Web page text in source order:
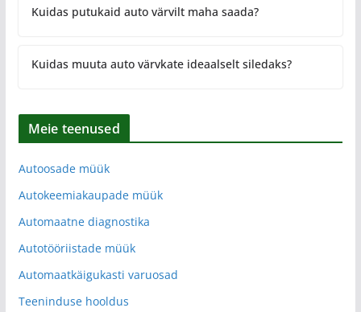
Kuidas putukaid auto värvilt maha saada?
Kuidas muuta auto värvkate ideaalselt siledaks?
Meie teenused
Autoosade müük
Autokeemiakaupade müük
Automaatne diagnostika
Autotööriistade müük
Automaatkäigukasti varuosad
Teeninduse hooldus